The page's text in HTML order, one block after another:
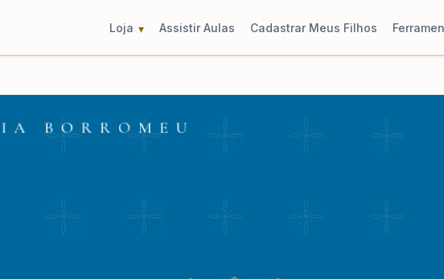
Loja Assistir Aulas Cadastrar Meus Filhos